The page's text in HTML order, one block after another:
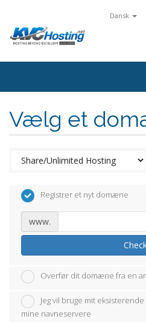
Dansk
Vælg et
Registrer et nyt domæne
www.
Overfør dit domæne fra en
Jeg vil bruge mit
mine navneservere